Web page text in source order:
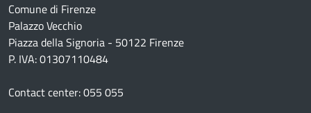
Comune di Firenze
Palazzo Vecchio
Piazza della Signoria - 50122 Firenze
P. IVA: 01307110484
Contact center: 055 055